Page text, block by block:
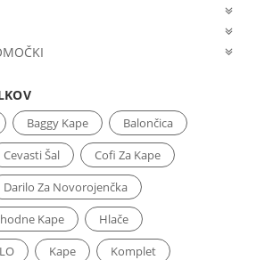
Baggy Kape
Balončica
Cevasti Šal
Cofi Za Kape
Darilo Za Novorojenčka
Kape
Hlače
Kape
Komplet